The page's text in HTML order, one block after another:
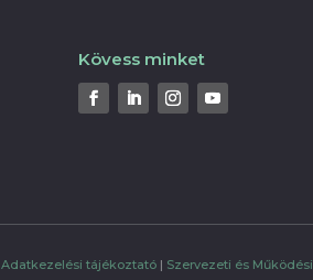
Kövess minket
Adatkezelési tájékoztató| Szervezeti és Működési